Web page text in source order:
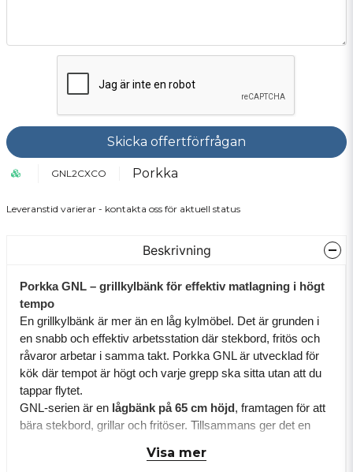
Skicka offertförfrågan
GNL2CXCO Porkka
Leveranstid varierar - kontakta oss för aktuell status
Beskrivning
Porkka GNL – grillkylbänk för effektiv matlagning i högt
tempo
En grillkylbänk är mer än en låg kylmöbel. Det är grunden i
en snabb och effektiv arbetsstation där stekbord, fritös och
råvaror arbetar i samma takt. Porkka GNL är utvecklad för
kök där tempot är högt och varje grepp ska sitta utan att du
tappar flytet.
GNL-serien är en lågbänk på 65 cm höjd , framtagen för att
bära stekbord, grillar och fritöser. Tillsammans ger det en
snabbmatsrestauranger och mindre
Visa mer